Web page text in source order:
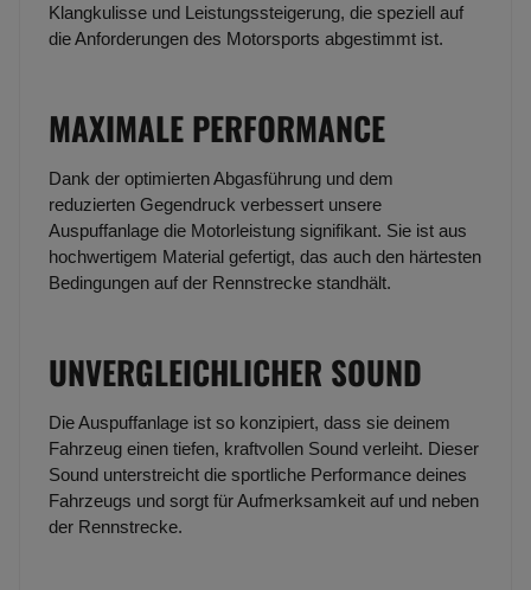
Klangkulisse und Leistungssteigerung, die speziell auf
die Anforderungen des Motorsports abgestimmt ist.
MAXIMALE PERFORMANCE
Dank der optimierten Abgasführung und dem
reduzierten Gegendruck verbessert unsere
Auspuffanlage die Motorleistung signifikant. Sie ist aus
hochwertigem Material gefertigt, das auch den härtesten
Bedingungen auf der Rennstrecke standhält.
UNVERGLEICHLICHER SOUND
Die Auspuffanlage ist so konzipiert, dass sie deinem
Fahrzeug einen tiefen, kraftvollen Sound verleiht. Dieser
Sound unterstreicht die sportliche Performance deines
Fahrzeugs und sorgt für Aufmerksamkeit auf und neben
der Rennstrecke.